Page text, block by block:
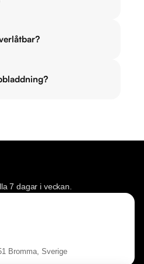
7 dagar i veckan.
Bromma, Sverige